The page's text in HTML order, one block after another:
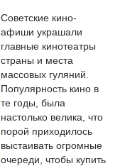
Советские кино-
афиши украшали
главные кинотеатры
страны и места
массовых гуляний.
Популярность кино в
те годы, была
настолько велика, что
порой приходилось
выстаивать огромные
очереди, чтобы купить